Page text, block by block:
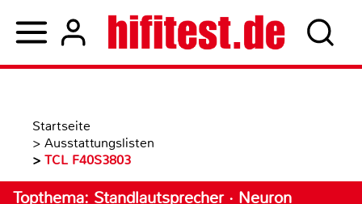
Startseite
> Ausstattungslisten
> TCL F40S3803
Topthema: Standlautsprecher · Neuron